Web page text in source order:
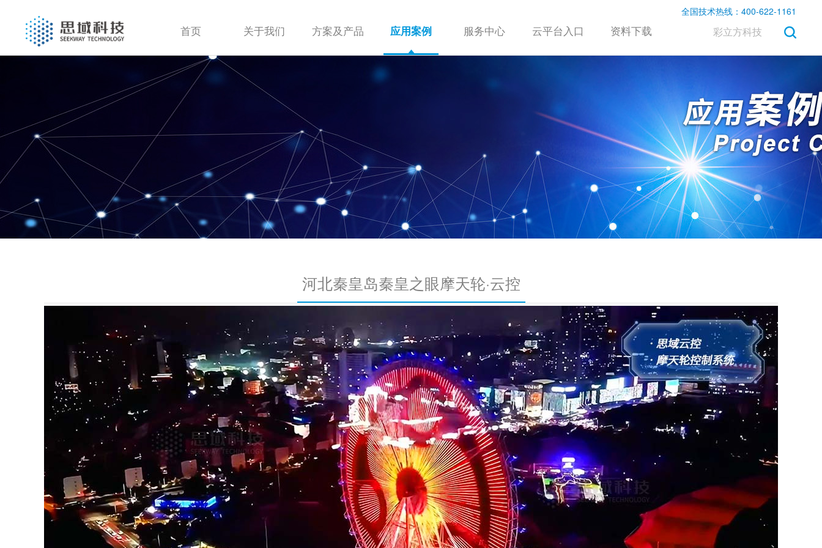
首页 关于我们 方案及产品 应用案例 服务中心 云平台入口 资料下载 彩立方科技
全国技术热线：400-622-1161
河北秦皇岛秦皇之眼摩天轮·云控